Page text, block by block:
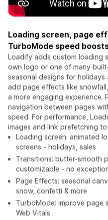
Loading screen, page
TurboMode speed
Loadify adds custom loading
own logo or one of many
seasonal designs for holidays
add page effects like
a more engaging experience.
navigation between pages
speed. For performance,
images and link prefetching
Loading screen: animated
screens - holidays, sales
Transitions: butter-smooth
customizable - no
Page Effects: seasonal
snow, confetti & more
TurboMode: improve page
Web Vitals